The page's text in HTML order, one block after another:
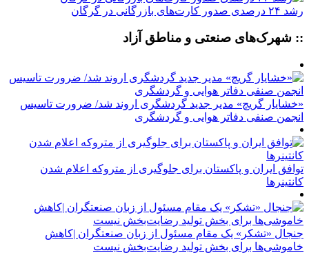
رشد ۲۴ درصدی صدور کارت‌های بازرگانی در گرگان
:: شهرک‌های صنعتی و مناطق آزاد
«خشایار گریچ» مدیر جدید گردشگری اروند شد/ ضرورت تاسیس
انجمن صنفی دفاتر هوایی و گردشگری
توافق ایران و پاکستان برای جلوگیری از متروکه اعلام شدن
کانتینرها
جنجال «تشکر» یک مقام مسئول از زبان صنعتگران |کاهش
خاموشی‌ها برای بخش تولید رضایت‌بخش نیست